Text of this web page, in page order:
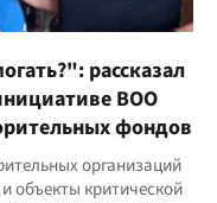
рассказал
ВОО
фондов
организаций
объекты критической